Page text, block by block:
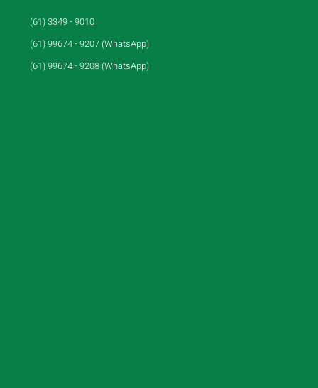
(61) 3349 - 9010
(61) 99674 - 9207 (WhatsApp)
(61) 99674 - 9208 (WhatsApp)